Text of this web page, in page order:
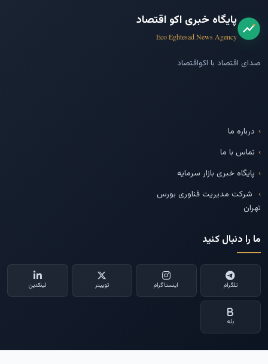
پایگاه خبری اکو اقتصاد
Eco Eghtesad News Agency
صدای اقتصاد با اکواقتصاد
درباره ما
تماس با ما
پایگاه خبری بازار سرمایه
شرکت مدیریت فناوری بورس
تهران
ما را دنبال کنید
تلگرام اینستاگرام توییتر لینکدین
بله
--